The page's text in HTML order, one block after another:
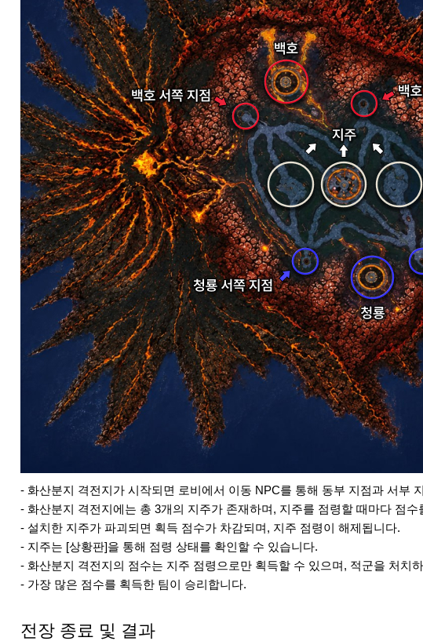
- 화산분지 격전지가 시작되면 로비에서 이동 NPC를 통해 동부 지점과 서부
- 화산분지 격전지에는 총 3개의 지주가 존재하며, 지주를 점령할 때마다 점
- 설치한 지주가 파괴되면 획득 점수가 차감되며, 지주 점령이 해제됩니다.
- 지주는 [상황판]을 통해 점령 상태를 확인할 수 있습니다.
- 화산분지 격전지의 점수는 지주 점령으로만 획득할 수 있으며, 적군을 처치
- 가장 많은 점수를 획득한 팀이 승리합니다.
전장 종료 및 결과